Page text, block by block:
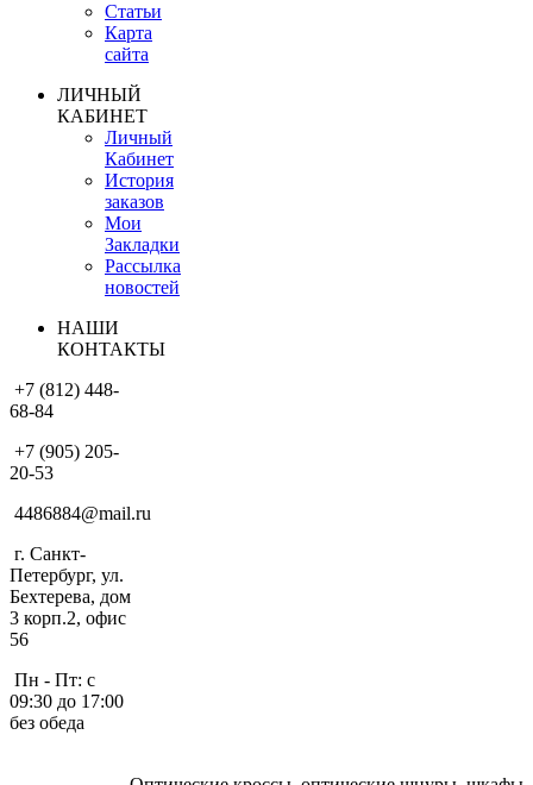
Статьи
Карта
сайта
ЛИЧНЫЙ
КАБИНЕТ
Личный
Кабинет
История
заказов
Мои
Закладки
Рассылка
новостей
НАШИ
КОНТАКТЫ
+7 (812) 448-
68-84
+7 (905) 205-
20-53
4486884@mail.ru
г. Санкт-
Петербург, ул.
Бехтерева, дом
3 корп.2, офис
56
Пн - Пт: с
09:30 до 17:00
без обеда